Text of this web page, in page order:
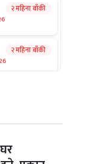
२ महिना बाँकी
२ महिना बाँकी